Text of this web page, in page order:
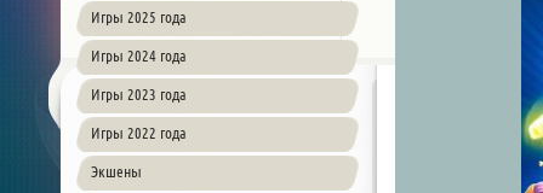
Игры 2025 года
Игры 2024 года
Игры 2023 года
Игры 2022 года
Экшены